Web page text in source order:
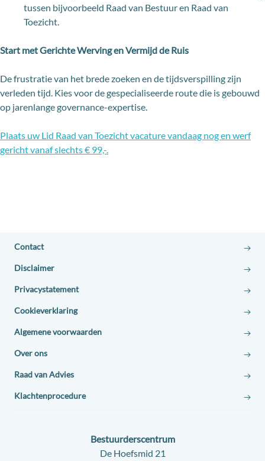
tussen bijvoorbeeld Raad van Bestuur en Raad van
Toezicht.
Start met Gerichte Werving en Vermijd de Ruis
De frustratie van het brede zoeken en de tijdsverspilling zijn
verleden tijd. Kies voor de gespecialiseerde route die is gebouwd
op jarenlange governance-expertise.
Plaats uw Lid Raad van Toezicht vacature vandaag nog en werf
gericht vanaf slechts € 99,-.
Contact
Disclaimer
Privacystatement
Cookieverklaring
Algemene voorwaarden
Over ons
Raad van Advies
Klachtenprocedure
Contact:
Bestuurderscentrum
Adres:
De Hoefsmid 21